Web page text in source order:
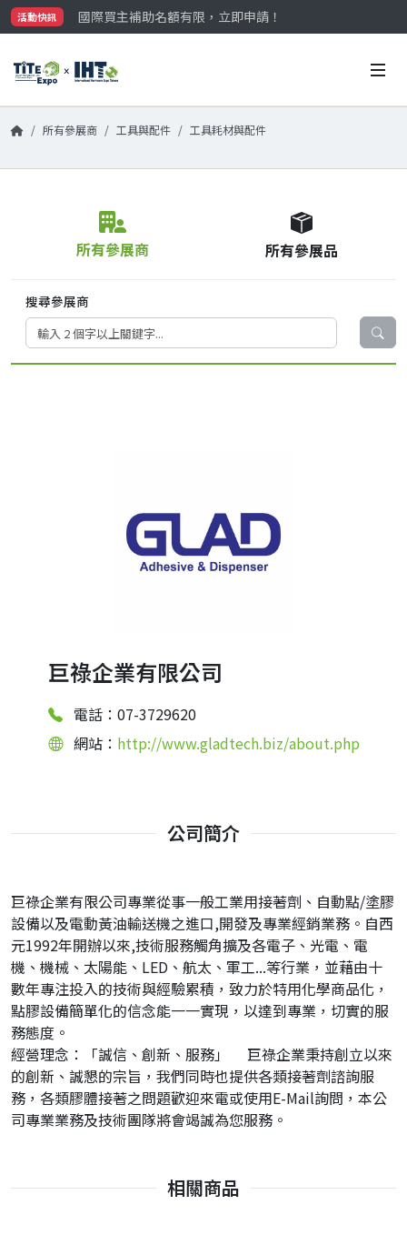
活動快訊
國際買主補助名額有限，立即申請！
參觀門票開放申請中‼️
國際買主補助名額有限，立即申請！
所有參展商 工具與配件 工具耗材與配件
所有參展商 所有參展品
搜尋參展商
巨祿企業有限公司
電話：07-3729620
網站： http://www.gladtech.biz/about.php
公司簡介
巨祿企業有限公司專業從事一般工業用接著劑、自動點/塗膠
設備以及電動黃油輸送機之進口,開發及專業經銷業務。自西
元1992年開辦以來,技術服務觸角擴及各電子、光電、電
機、機械、太陽能、LED、航太、軍工...等行業，並藉由十
數年專注投入的技術與經驗累積，致力於特用化學商品化，
點膠設備簡單化的信念能一一實現，以達到專業，切實的服
務態度。
經營理念：「誠信、創新、服務」 巨祿企業秉持創立以來
的創新、誠懇的宗旨，我們同時也提供各類接著劑諮詢服
務，各類膠體接著之問題歡迎來電或使用E-Mail詢問，本公
司專業業務及技術團隊將會竭誠為您服務。
相關商品